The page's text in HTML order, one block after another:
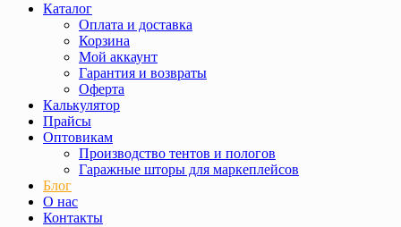
Каталог
Оплата и доставка
Корзина
Мой аккаунт
Гарантия и возвраты
Оферта
Калькулятор
Прайсы
Оптовикам
Производство тентов и пологов
Гаражные шторы для маркеплейсов
Блог
О нас
Контакты